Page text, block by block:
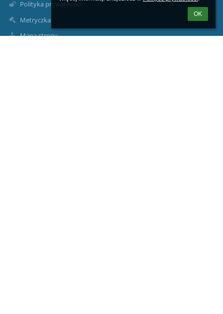
OK
Polityka prywatności
Metryczka
Mapa strony